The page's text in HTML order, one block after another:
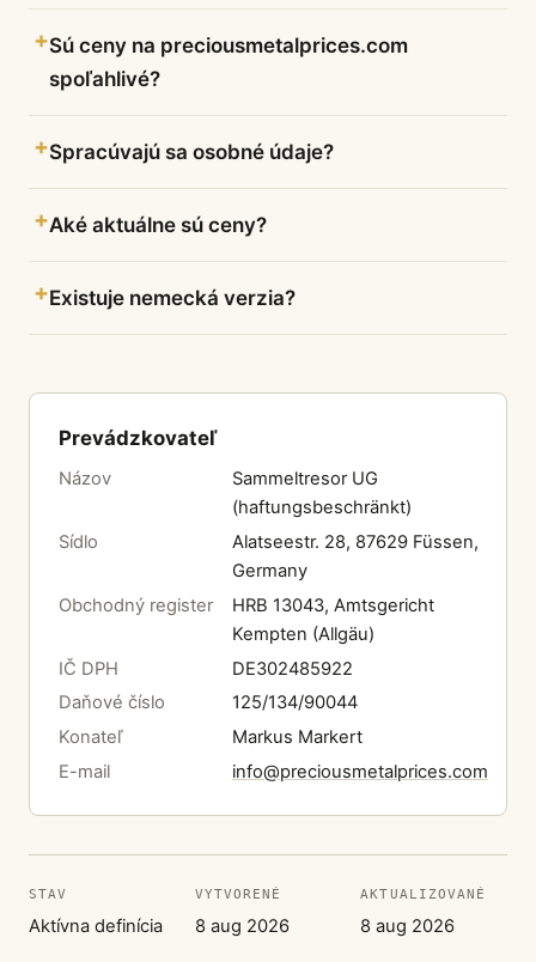
Sú ceny na preciousmetalprices.com
spoľahlivé?
Spracúvajú sa osobné údaje?
Aké aktuálne sú ceny?
Existuje nemecká verzia?
Prevádzkovateľ
Názov
Sammeltresor UG
(haftungsbeschränkt)
Sídlo
Alatseestr. 28, 87629 Füssen,
Germany
Obchodný register
HRB 13043, Amtsgericht
Kempten (Allgäu)
IČ DPH
DE302485922
Daňové číslo
125/134/90044
Konateľ
Markus Markert
E-mail
info@preciousmetalprices.com
STAV
Aktívna definícia
VYTVORENÉ
8 aug 2026
AKTUALIZOVANÉ
8 aug 2026